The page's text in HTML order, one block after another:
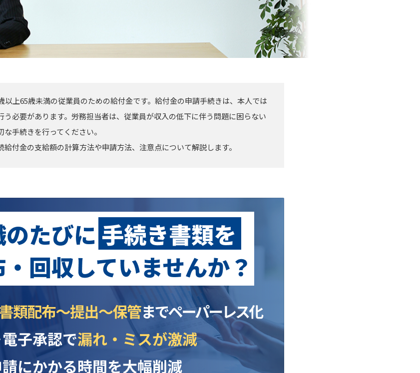
以上65歳未満の従業員のための給付金です。給付金の申請手続きは、本人では
う必要があります。労務担当者は、従業員が収入の低下に伴う問題に困らない
手続きを行ってください。
付金の支給額の計算方法や申請方法、注意点について解説します。